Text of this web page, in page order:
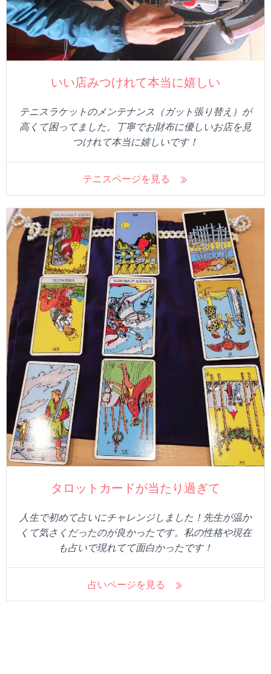
いい店みつけれて本当に嬉しい
テニスラケットのメンテナンス（ガット張り替え）が
高くて困ってました。丁寧でお財布に優しいお店を見
つけれて本当に嬉しいです！
テニスページを見る
タロットカードが当たり過ぎて
人生で初めて占いにチャレンジしました！先生が温か
くて気さくだったのが良かったです。私の性格や現在
も占いで現れてて面白かったです！
占いページを見る